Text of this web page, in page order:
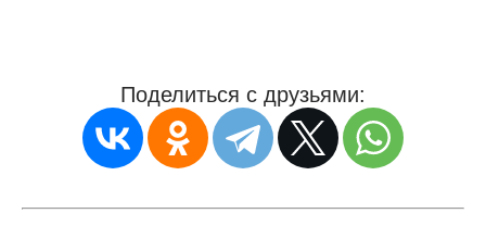
Поделиться с друзьями: